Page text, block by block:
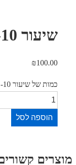
מרתון הכנה למבחן
₪
שיעור 10- מרתון הכנה למבחן
לסל
קשורים